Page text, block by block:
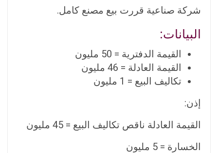
شركة صناعية قررت بيع مصنع كامل.
البيانات:
القيمة الدفترية = 50 مليون
القيمة العادلة = 46 مليون
تكاليف البيع = 1 مليون
إذن:
القيمة العادلة ناقص تكاليف البيع = 45 مليون
الخسارة = 5 مليون